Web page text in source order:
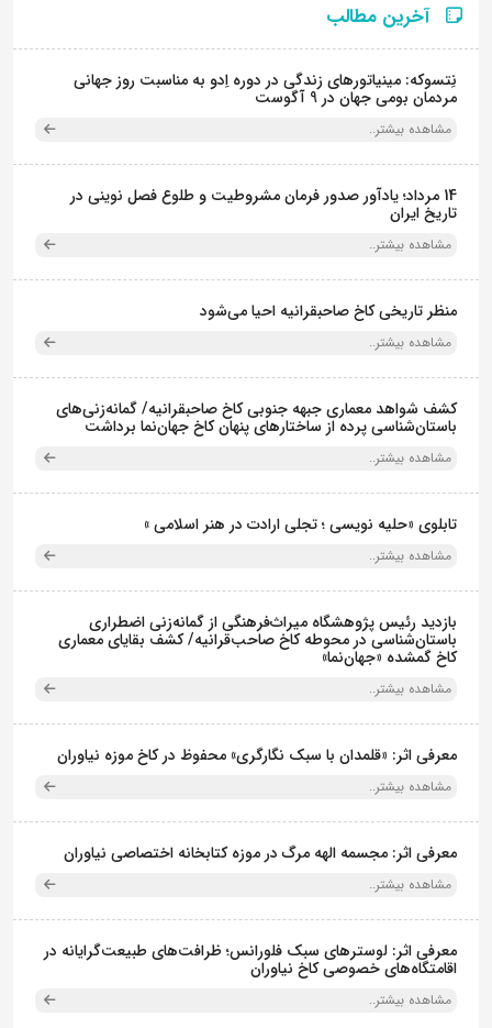
آخرین مطالب
نِتسوکه: مینیاتورهای زندگی در دوره اِدو به مناسبت روز جهانی
مردمان بومی جهان در 9 آگوست
مشاهده بیشتر..
14 مرداد؛ یادآور صدور فرمان مشروطیت و طلوع فصل نوینی در
تاریخ ایران
مشاهده بیشتر..
منظر تاریخی کاخ صاحبقرانیه احیا می‌شود
مشاهده بیشتر..
کشف شواهد معماری جبهه جنوبی کاخ صاحبقرانیه/ گمانه‌زنی‌های
باستان‌شناسی پرده از ساختارهای پنهان کاخ جهان‌نما برداشت
مشاهده بیشتر..
تابلوی «حلیه نویسی ؛ تجلی ارادت در هنر اسلامی »
مشاهده بیشتر..
بازدید رئیس پژوهشگاه میراث‌فرهنگی از گمانه‌زنی اضطراری
باستان‌شناسی در محوطه کاخ صاحب‌قرانیه/ کشف بقایای معماری
کاخ گمشده «جهان‌نما»
مشاهده بیشتر..
معرفی اثر: «قلمدان با سبک نگارگری» محفوظ در کاخ موزه نیاوران
مشاهده بیشتر..
معرفی اثر: مجسمه الهه مرگ در موزه کتابخانه اختصاصی نیاوران
مشاهده بیشتر..
معرفی اثر: لوسترهای سبک فلورانس؛ ظرافت‌های طبیعت‌گرایانه در
اقامتگاه‌های خصوصی کاخ نیاوران
مشاهده بیشتر..